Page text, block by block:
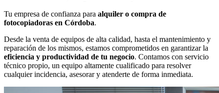
Tu empresa de confianza para alquiler o compra de
fotocopiadoras en Córdoba.
Desde la venta de equipos de alta calidad, hasta el mantenimiento y
reparación de los mismos, estamos comprometidos en garantizar la
eficiencia y productividad de tu negocio. Contamos con servicio
técnico propio, un equipo altamente cualificado para resolver
cualquier incidencia, asesorar y atenderte de forma inmediata.